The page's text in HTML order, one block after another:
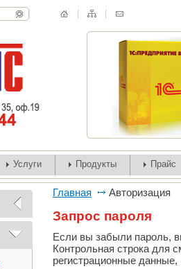
Услуги Продукты Прайс
Главная Авторизация
Запрос пароля
Если вы забыли пароль,
Контрольная строка для
регистрационные